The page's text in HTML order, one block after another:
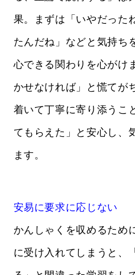
果。まずは「いやだった
たんだね」などと気持ち
心できる関わりを心がけ
かせなければ」と慌てが
着いて丁寧に寄り添うこ
てもらえた」と安心し、
ます。
安易に要求に応じない
かんしゃくを収めるため
に受け入れてしまうと、